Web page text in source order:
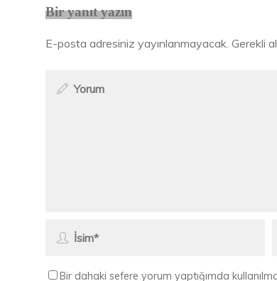
Bir yanıt yazın
E-posta adresiniz yayınlanmayacak. Gerekli
Bir dahaki sefere yorum yaptığımda